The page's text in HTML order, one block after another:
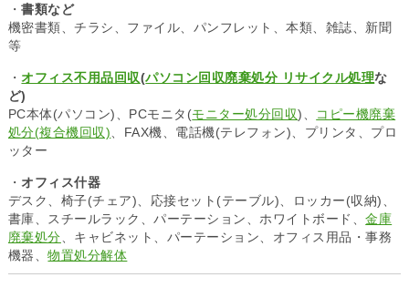
・書類など
機密書類、チラシ、ファイル、パンフレット、本類、雑誌、新聞
等
・オフィス不用品回収(パソコン回収廃棄処分 リサイクル処理な
ど)
PC本体(パソコン)、PCモニタ(モニター処分回収)、
コピー機廃棄
処分(複合機回収) 、FAX機、電話機(テレフォン)、プリンタ、プロ
ッター
・ オフィス什器
デスク、椅子(チェア)、応接セット(テーブル)、ロッカー(収納)、
書庫、スチールラック、パーテーション、ホワイトボード、金庫
廃棄処分 、キャビネット、パーテーション、オフィス用品・事務
機器、物置処分解体